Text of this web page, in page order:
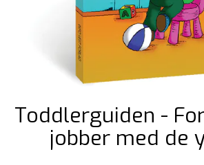
Toddlerguiden -
jobber med de